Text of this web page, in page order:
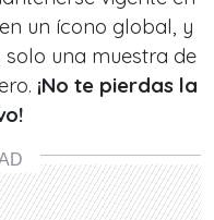
un ícono global, y
solo una muestra de
¡No te pierdas la